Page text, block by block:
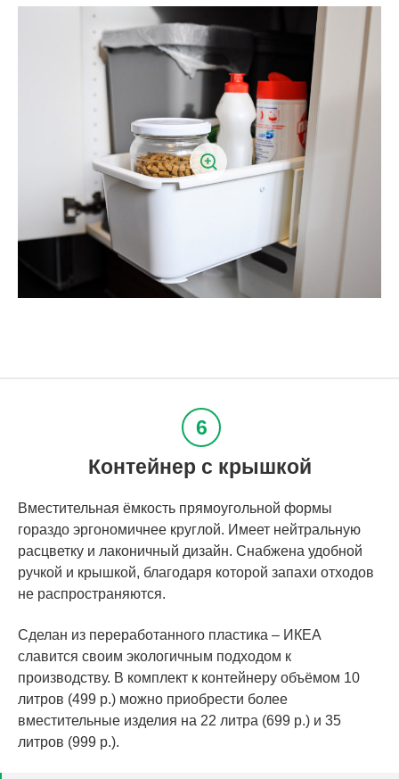
Контейнер с крышкой
Вместительная ёмкость прямоугольной формы
гораздо эргономичнее круглой. Имеет нейтральную
расцветку и лаконичный дизайн. Снабжена удобной
ручкой и крышкой, благодаря которой запахи отходов
не распространяются.
Сделан из переработанного пластика – ИКЕА
славится своим экологичным подходом к
производству. В комплект к контейнеру объёмом 10
литров (499 р.) можно приобрести более
вместительные изделия на 22 литра (699 р.) и 35
литров (999 р.).